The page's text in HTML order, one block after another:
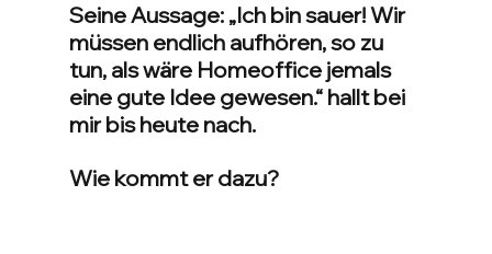
Seine Aussage: „Ich bin sauer! Wir
müssen endlich aufhören, so zu
tun, als wäre Homeoffice jemals
eine gute Idee gewesen.“ hallt bei
mir bis heute nach.
Wie kommt er dazu?